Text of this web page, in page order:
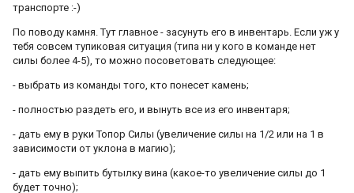
транспорте :-)
По поводу камня. Тут главное - засунуть его в инвентарь. Если уж у
тебя совсем тупиковая ситуация (типа ни у кого в команде нет
силы более 4-5), то можно посоветовать следующее:
- выбрать из команды того, кто понесет камень;
- полностью раздеть его, и вынуть все из его инвентаря;
- дать ему в руки Топор Силы (увеличение силы на 1/2 или на 1 в
зависимости от уклона в магию);
- дать ему выпить бутылку вина (какое-то увеличение силы до 1
будет точно);